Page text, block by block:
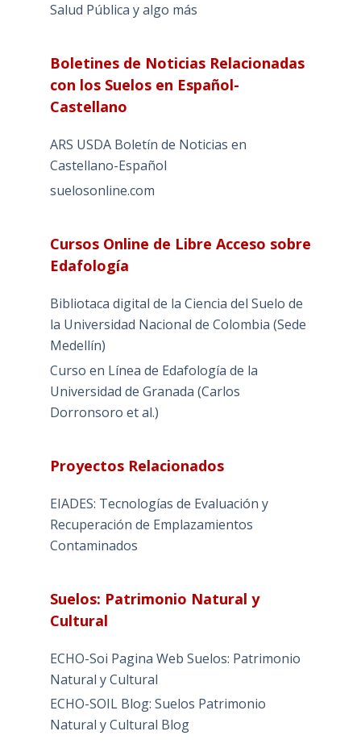
Salud Pública y algo más
Boletines de Noticias Relacionadas
con los Suelos en Español-
Castellano
ARS USDA Boletín de Noticias en
Castellano-Español
suelosonline.com
Cursos Online de Libre Acceso sobre
Edafología
Bibliotaca digital de la Ciencia del Suelo de
la Universidad Nacional de Colombia (Sede
Medellín)
Curso en Línea de Edafología de la
Universidad de Granada (Carlos
Dorronsoro et al.)
Proyectos Relacionados
EIADES: Tecnologías de Evaluación y
Recuperación de Emplazamientos
Contaminados
Suelos: Patrimonio Natural y
Cultural
ECHO-Soi Pagina Web Suelos: Patrimonio
Natural y Cultural
ECHO-SOIL Blog: Suelos Patrimonio
Natural y Cultural Blog